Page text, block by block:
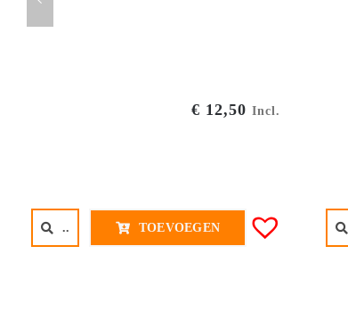
€ 12,50 Incl.
.. TOEVOEGEN